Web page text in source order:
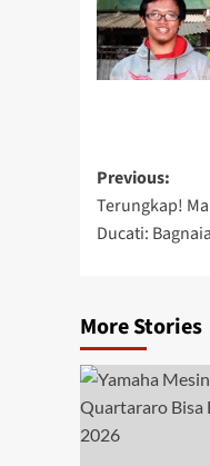
Previous:
Terungkap!
Ducati:
More Stories